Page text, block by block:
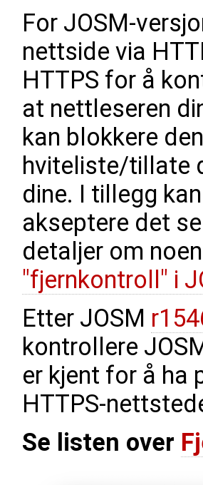
For JOSM-
nettside via
HTTPS for å
at nettleseren
kan blokkere
hviteliste/tillate
dine. I tillegg
akseptere det
detaljer om
"fjernkontroll" i
Etter JOSM
kontrollere
er kjent for å ha
HTTPS-
Se listen over